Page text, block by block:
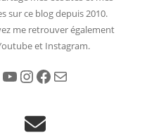
sur ce blog depuis 2010.
me retrouver également
et Instagram.
YouTube Instagram Facebook E-mail